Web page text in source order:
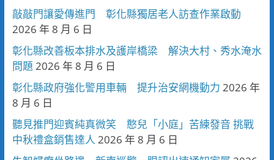
敲敲門讓愛傳進門 彰化縣獨居老人訪查作業啟動
2026 年 8 月 6 日
彰化縣改善板本排水及護岸橋梁 解決大村、秀水淹水
問題 2026 年 8 月 6 日
彰化縣政府強化警用車輛 提升治安網機動力 2026 年
8 月 6 日
聽見推門迎賓純真微笑 憨兒「小庭」苦練發音 挑戰
中秋禮盒銷售達人 2026 年 8 月 6 日